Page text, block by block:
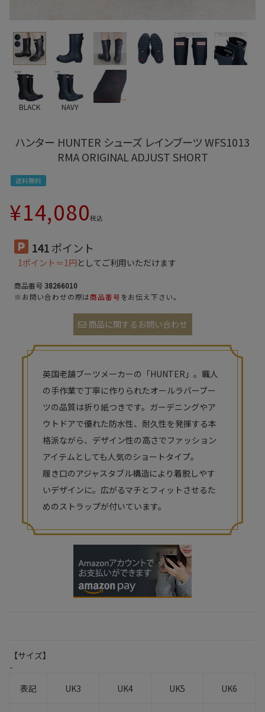
BLACK NAVY
ハンター HUNTER シューズ レインブーツ WFS1013
RMA ORIGINAL ADJUST SHORT
送料無料
¥14,080税込
141ポイント
1ポイント＝1円としてご利用いただけます
商品番号 38266010
※お問い合わせの際は商品番号をお伝え下さい。
商品に関するお問い合わせ
英国老舗ブーツメーカーの「HUNTER」。職人
の手作業で丁寧に作りられたオールラバーブー
ツの品質は折り紙つきです。ガーデニングやア
ウトドアで優れた防水性、耐久性を発揮する本
格派ながら、デザイン性の高さでファッション
アイテムとしても人気のショートタイプ。
履き口のアジャスタブル構造により着脱しやす
いデザインに。広がるマチとフィットさせるた
めのストラップが付いています。
【サイズ】
-
表記
UK3 UK4 UK5 UK6